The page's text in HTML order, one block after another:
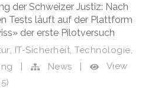
der Schweizer Justiz: Nach
Tests läuft auf der Plattform
der erste Pilotversuch
, IT-Sicherheit, Technologie,
| News |
View